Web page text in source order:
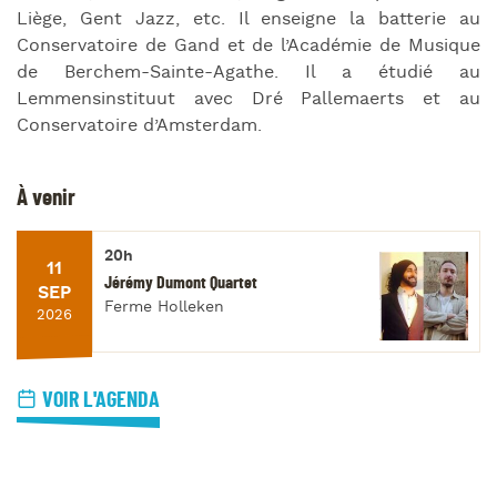
Liège, Gent Jazz, etc. Il enseigne la batterie au
Conservatoire de Gand et de l’Académie de Musique
de Berchem-Sainte-Agathe. Il a étudié au
Lemmensinstituut avec Dré Pallemaerts et au
Conservatoire d’Amsterdam.
À venir
11
SEP
2026
20h
Jérémy Dumont Quartet
Ferme Holleken
VOIR L'AGENDA